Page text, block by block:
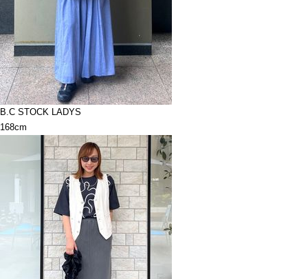
B.C STOCK LADYS
168cm